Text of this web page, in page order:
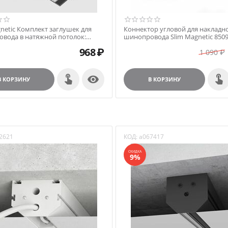
Комплект заглушек для
в натяжной потолок:
968₽
КОРЗИНУ 
Коннектор угловой для
шинопровода Slim Magnetic
1 090 ₽
В КОРЗИНУ
КОД: a067417
СКИДКА
9%